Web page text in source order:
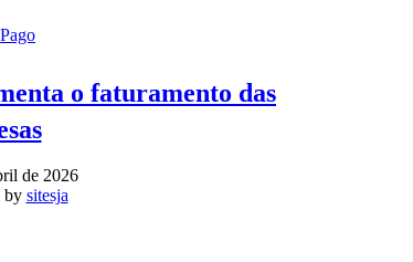
o faturamento das
de 2026
by sitesja